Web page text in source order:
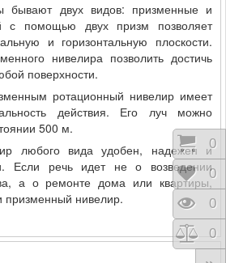
бывают двух видов: призменные и
с помощью двух призм позволяет
и горизонтальную плоскости.
нивелира позволить достичь
поверхности.
ротационный нивелир имеет
действия. Его луч можно
500 м.
любого вида удобен, надежен и
Если речь идет не о возведении
а о ремонте дома или квартиры,
призменный нивелир.
0
0
0
0